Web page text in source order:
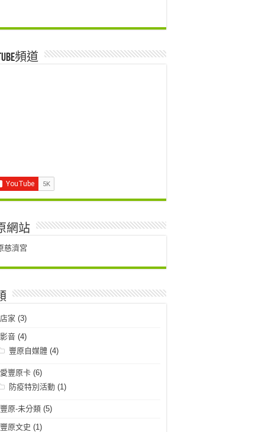
頻道
網站
慈濟宮
店家 (3)
影音(4)
豐原自媒體(4)
愛豐原卡(6)
防疫特別活動(1)
豐原-未分類(5)
豐原文史 (1)